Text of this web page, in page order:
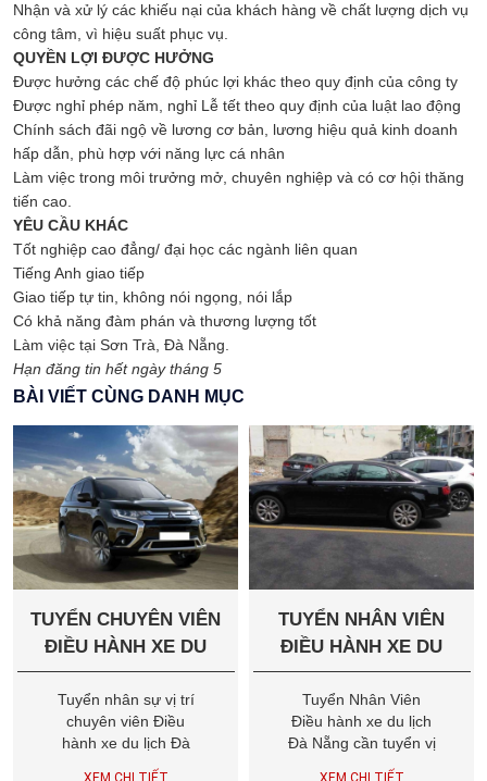
Nhận và xử lý các khiếu nại của khách hàng về chất lượng dịch vụ
công tâm, vì hiệu suất phục vụ.
QUYỀN LỢI ĐƯỢC HƯỞNG
Được hưởng các chế độ phúc lợi khác theo quy định của công ty
Được nghỉ phép năm, nghỉ Lễ tết theo quy định của luật lao động
Chính sách đãi ngộ về lương cơ bản, lương hiệu quả kinh doanh
hấp dẫn, phù hợp với năng lực cá nhân
Làm việc trong môi trưởng mở, chuyên nghiệp và có cơ hội thăng
tiến cao.
YÊU CẦU KHÁC
Tốt nghiệp cao đẳng/ đại học các ngành liên quan
Tiếng Anh giao tiếp
Giao tiếp tự tin, không nói ngọng, nói lắp
Có khả năng đàm phán và thương lượng tốt
Làm việc tại Sơn Trà, Đà Nẵng.
Hạn đăng tin hết ngày tháng 5
BÀI VIẾT CÙNG DANH MỤC
TUYỂN CHUYÊN VIÊN
ĐIỀU HÀNH XE DU
LỊCH ĐÀ NẴNG
Tuyển nhân sự vị trí
chuyên viên Điều
hành xe du lịch Đà
Nẵng cần tuyển vị trí
TUYỂN NHÂN VIÊN
ĐIỀU HÀNH XE DU
LỊCH
Tuyển Nhân Viên
Điều hành xe du lịch
Đà Nẵng cần tuyển vị
trí Nhân Viên/